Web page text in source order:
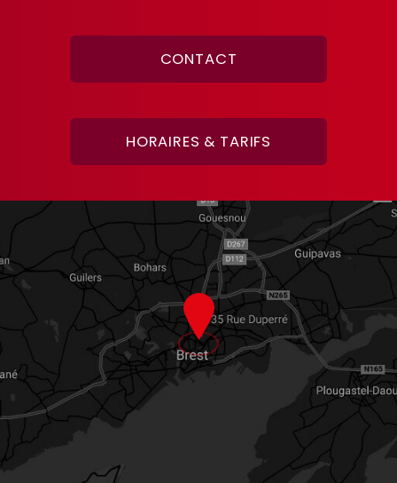
CONTACT
HORAIRES & TARIFS